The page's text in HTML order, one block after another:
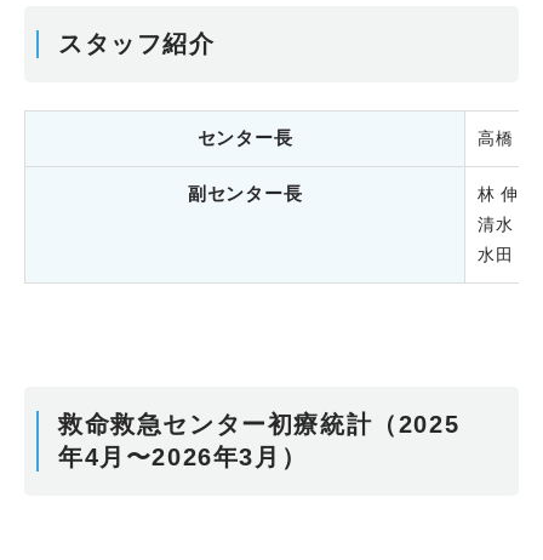
スタッフ紹介
センター長 高橋 晃
副センター長
林 伸洋
清水 裕
水田 宜
救命救急センター初療統計（2025
年4月〜2026年3月）